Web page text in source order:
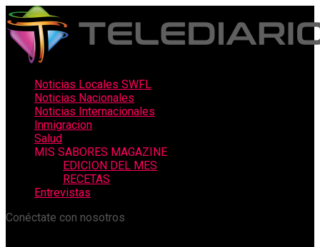
Noticias Locales SWFL
Noticias Nacionales
Noticias Internacionales
Inmigracion
Salud
MIS SABORES MAGAZINE
EDICION DEL MES
RECETAS
Entrevistas
Conéctate con nosotros